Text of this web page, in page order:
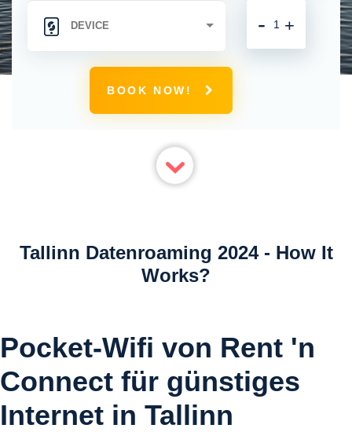
+
-
BOOK NOW!
Tallinn Datenroaming 2024 - How It
Works?
Pocket-Wifi von Rent 'n
Connect für günstiges
Internet in Tallinn